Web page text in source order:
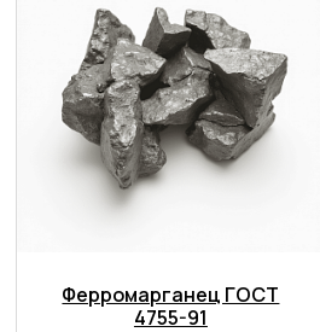
Ферромарганец ГОСТ
4755-91